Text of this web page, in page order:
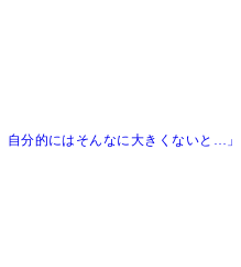
分的にはそんなに大きくないと…」